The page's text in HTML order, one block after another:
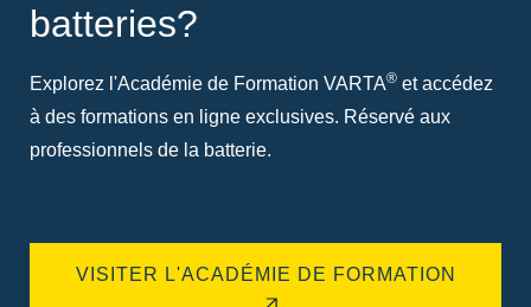
batteries?
Explorez l'Académie de Formation VARTA® et accédez
à des formations en ligne exclusives. Réservé aux
professionnels de la batterie.
VISITER L'ACADÉMIE DE FORMATION